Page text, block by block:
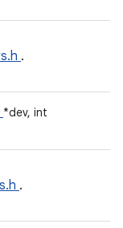
.
*dev, int
.